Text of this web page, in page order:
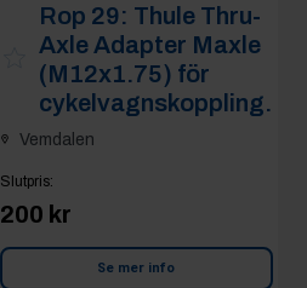
Rop 29: Thule Thru-
Axle Adapter Maxle
(M12x1.75) för
cykelvagnskoppling.
Vemdalen
Slutpris:
200 kr
Se mer info